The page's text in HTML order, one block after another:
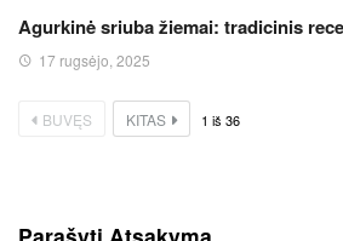
Agurkinė sriuba žiemai: tradicinis
17 rugsėjo, 2025
BUVĘS KITAS 1 iš 36